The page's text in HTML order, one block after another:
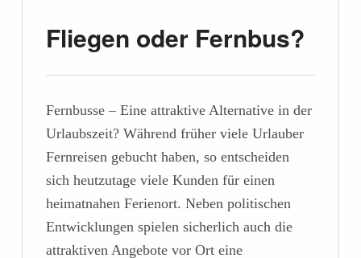
Fliegen oder Fernbus?
Fernbusse – Eine attraktive Alternative in der
Urlaubszeit? Während früher viele Urlauber
Fernreisen gebucht haben, so entscheiden
sich heutzutage viele Kunden für einen
heimatnahen Ferienort. Neben politischen
Entwicklungen spielen sicherlich auch die
attraktiven Angebote vor Ort eine